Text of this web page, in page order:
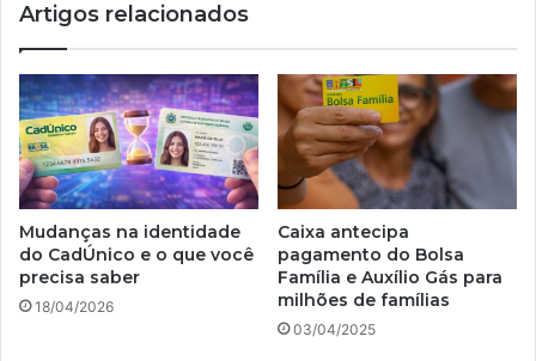
Artigos relacionados
Mudanças na identidade
do CadÚnico e o que você
precisa saber
18/04/2026
Caixa antecipa
pagamento do Bolsa
Família e Auxílio Gás para
milhões de famílias
03/04/2025